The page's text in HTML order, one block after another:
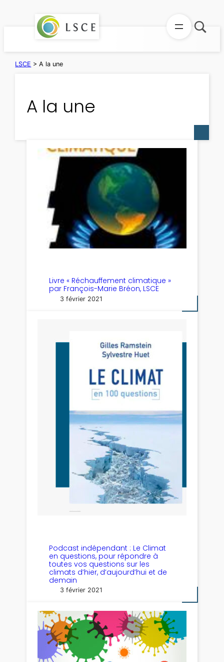
LSCE >A la une
A la une
Livre « Réchauffement climatique »
par François-Marie Bréon, LSCE
3 février 2021
Podcast indépendant : Le Climat
en questions, pour répondre à
toutes vos questions sur les
climats d’hier, d’aujourd’hui et de
demain
3 février 2021